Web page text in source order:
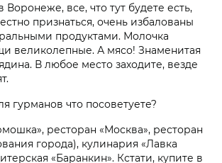
все, что тут будете есть,
признаться, очень избалованы
продуктами. Молочка
великолепные. А мясо! Знаменитая
В любое место заходите, везде
гурманов что посоветуете?
ресторан «Москва», ресторан
города), кулинария «Лавка
«Баранкин». Кстати, купите в